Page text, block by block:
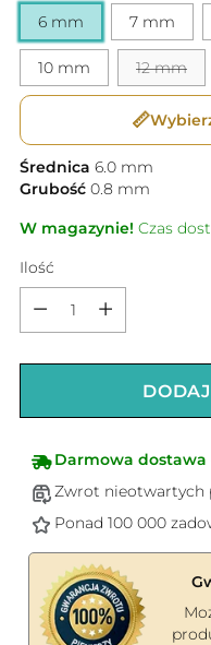
6 mm 7 mm
10 mm 12 mm
📏
Średnica 6.0 mm
Grubość 0.8 mm
W magazynie! Czas
Ilość
Darmowa dostawa
Zwrot nieotwartych
Ponad 100 000